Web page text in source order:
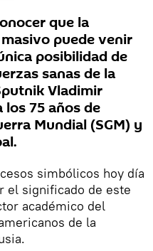
que la
puede venir
posibilidad de
sanas de la
Vladimir
75 años de
Mundial (SGM) y
simbólicos hoy día
el significado de este
académico del
de la